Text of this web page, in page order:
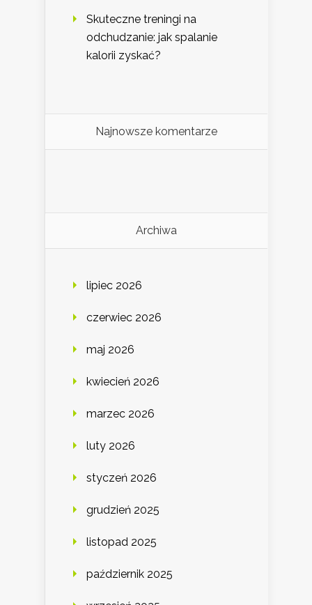
Skuteczne treningi na
odchudzanie: jak spalanie
kalorii zyskać?
Najnowsze komentarze
Archiwa
lipiec 2026
czerwiec 2026
maj 2026
kwiecień 2026
marzec 2026
luty 2026
styczeń 2026
grudzień 2025
listopad 2025
październik 2025